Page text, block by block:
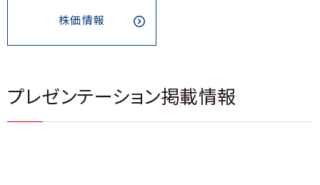
株価情報
プレゼンテーション掲載情報